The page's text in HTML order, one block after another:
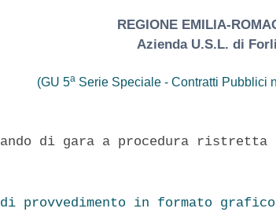
REGIONE EMILIA-
Azienda U.S.L. di
(GU 5a Serie Speciale - Contratti Pubblici
di gara a procedura ristretta
provvedimento in formato grafico